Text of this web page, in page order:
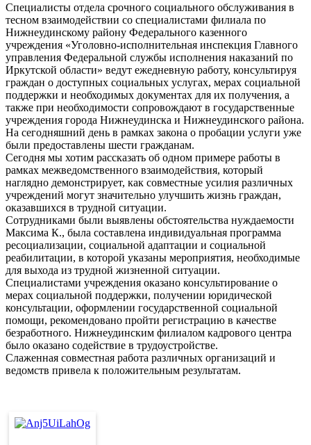
Специалисты отдела срочного социального обслуживания в
тесном взаимодействии со специалистами филиала по
Нижнеудинскому району Федерального казенного
учреждения «Уголовно-исполнительная инспекция Главного
управления Федеральной службы исполнения наказаний по
Иркутской области» ведут ежедневную работу, консультируя
граждан о доступных социальных услугах, мерах социальной
поддержки и необходимых документах для их получения, а
также при необходимости сопровождают в государственные
учреждения города Нижнеудинска и Нижнеудинского района.
На сегодняшний день в рамках закона о пробации услуги уже
были предоставлены шести гражданам.
Сегодня мы хотим рассказать об одном примере работы в
рамках межведомственного взаимодействия, который
наглядно демонстрирует, как совместные усилия различных
учреждений могут значительно улучшить жизнь граждан,
оказавшихся в трудной ситуации.
Сотрудниками были выявлены обстоятельства нуждаемости
Максима К., была составлена индивидуальная программа
ресоциализации, социальной адаптации и социальной
реабилитации, в которой указаны мероприятия, необходимые
для выхода из трудной жизненной ситуации.
Специалистами учреждения оказано консультирование о
мерах социальной поддержки, получении юридической
консультации, оформлении государственной социальной
помощи, рекомендовано пройти регистрацию в качестве
безработного. Нижнеудинским филиалом кадрового центра
было оказано содействие в трудоустройстве.
Слаженная совместная работа различных организаций и
ведомств привела к положительным результатам.